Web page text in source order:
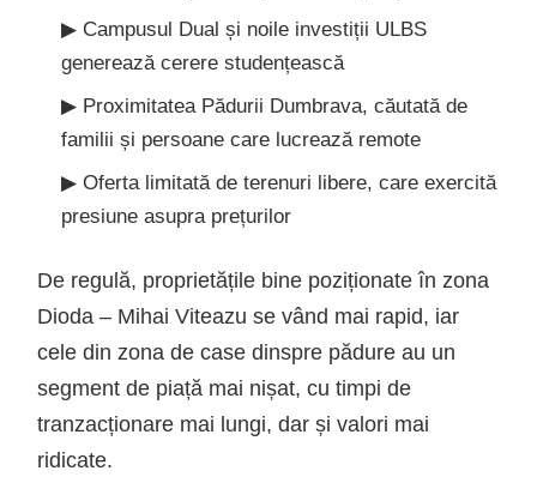
▶ Campusul Dual și noile investiții ULBS
generează cerere studențească
▶ Proximitatea Pădurii Dumbrava, căutată de
familii și persoane care lucrează remote
▶ Oferta limitată de terenuri libere, care exercită
presiune asupra prețurilor
De regulă, proprietățile bine poziționate în zona
Dioda – Mihai Viteazu se vând mai rapid, iar
cele din zona de case dinspre pădure au un
segment de piață mai nișat, cu timpi de
tranzacționare mai lungi, dar și valori mai
ridicate.